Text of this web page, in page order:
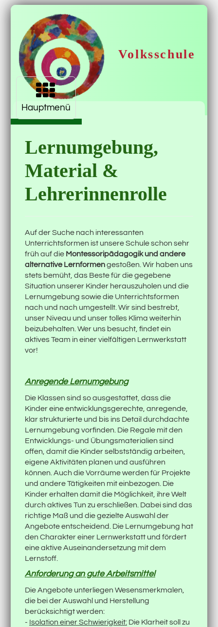
Volksschule
Krimml
Navigation
aufklappen
Hauptmenü
Lernumgebung,
Material &
Lehrerinnenrolle
Auf der Suche nach interessanten
Unterrichtsformen ist unsere Schule schon sehr
früh auf die Montessoripädagogik und andere
alternative Lernformengestoßen. Wir haben uns
stets bemüht, das Beste für die gegebene
Situation unserer Kinder herauszuholen und die
Lernumgebung sowie die Unterrichtsformen
nach und nach umgestellt. Wir sind bestrebt,
unser Niveau und unser tolles Klima weiterhin
beizubehalten. Wer uns besucht, findet ein
aktives Team in einer vielfältigen Lernwerkstatt
vor!
Anregende Lernumgebung
Die Klassen sind so ausgestattet, dass die
Kinder eine entwicklungsgerechte, anregende,
klar strukturierte und bis ins Detail durchdachte
Lernumgebung vorfinden. Die Regale mit den
Entwicklungs- und Übungsmaterialien sind
offen, damit die Kinder selbstständig arbeiten,
eigene Aktivitäten planen und ausführen
können. Auch die Vorräume werden für Projekte
und andere Tätigkeiten mit einbezogen. Die
Kinder erhalten damit die Möglichkeit, ihre Welt
durch aktives Tun zu erschließen. Dabei sind das
richtige Maß und die gezielte Auswahl der
Angebote entscheidend. Die Lernumgebung hat
den Charakter einer Lernwerkstatt und fördert
eine aktive Auseinandersetzung mit dem
Lernstoff.
Anforderung an gute Arbeitsmittel
Die Angebote unterliegen Wesensmerkmalen,
die bei der Auswahl und Herstellung
berücksichtigt werden:
- Isolation einer Schwierigkeit: Die Klarheit soll zu